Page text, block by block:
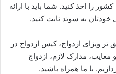
را اخذ کنید. شما باید با ارائه
خودتان به سوئد ثابت کنید.
تر ویزای ازدواج، کیس ازدواج در
معایب، مدارک لازم، ازدواج
با ما همراه باشید.